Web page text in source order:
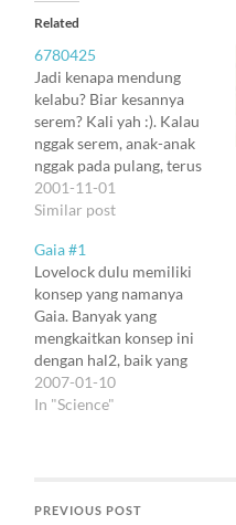
Related
6780425
Jadi kenapa mendung
kelabu? Biar kesannya
serem? Kali yah :). Kalau
nggak serem, anak-anak
nggak pada pulang, terus
pada kehujanan. Tapi
soalnya adalah
adalah kondensasi uap air.
Uap air, kita tahu, tidak
berwarna. Tapi waktu
mulai mengembun
membentuk butir kecil,
butir air ini mengacaukan
cahaya, sehingga awan…
2001-11-01
Similar post
Gaia #1
Lovelock dulu memiliki
konsep yang namanya
Gaia. Banyak yang
mengkaitkan konsep ini
dengan hal2, baik yang
bersifat religius maupun
quasi-religius. Tapi
dari sel2, maka tubuh kita
2007-01-10
In "Science"
PREVIOUS POST